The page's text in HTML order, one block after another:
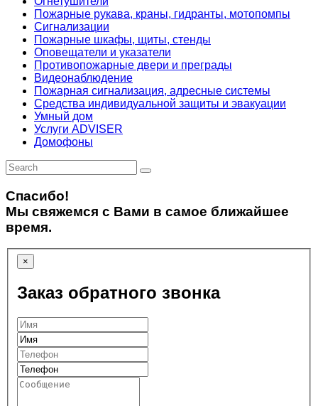
Пожарные рукава, краны, гидранты, мотопомпы
Сигнализации
Пожарные шкафы, щиты, стенды
Оповещатели и указатели
Противопожарные двери и преграды
Видеонаблюдение
Пожарная сигнализация, адресные системы
Средства индивидуальной защиты и эвакуации
Умный дом
Услуги ADVISER
Домофоны
Спасибо!
Мы свяжемся с Вами в самое ближайшее
время.
×
Заказ обратного звонка